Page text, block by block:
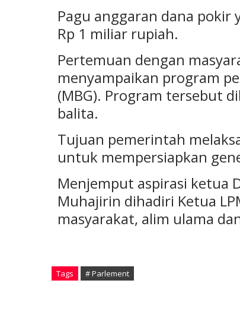
Pagu anggaran dana pokir
Rp 1 miliar rupiah.
Pertemuan dengan
menyampaikan program
(MBG). Program tersebut
balita.
Tujuan pemerintah
untuk mempersiapkan
Menjemput aspirasi ketua
Muhajirin dihadiri Ketua
masyarakat, alim ulama
Tags # Parlement